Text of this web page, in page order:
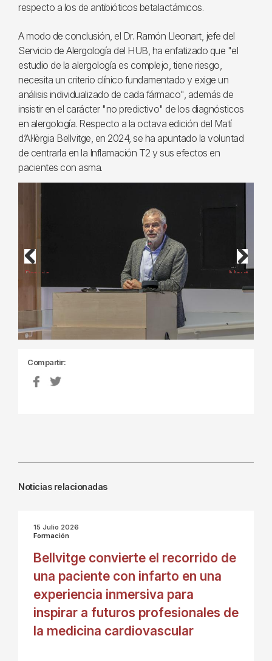
respecto a los de antibióticos betalactámicos.
A modo de conclusión, el Dr. Ramón Lleonart, jefe del
Servicio de Alergología del HUB, ha enfatizado que "el
estudio de la alergología es complejo, tiene riesgo,
necesita un criterio clínico fundamentado y exige un
análisis individualizado de cada fármaco", además de
insistir en el carácter "no predictivo" de los diagnósticos
en alergología. Respecto a la octava edición del Matí
d’Al·lèrgia Bellvitge, en 2024, se ha apuntado la voluntad
de centrarla en la Inflamación T2 y sus efectos en
pacientes con asma.
Previous Next
Compartir:
Noticias relacionadas
15 Julio 2026
Formación
Bellvitge convierte el recorrido de
una paciente con infarto en una
experiencia inmersiva para
inspirar a futuros profesionales de
la medicina cardiovascular